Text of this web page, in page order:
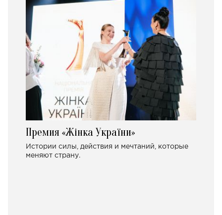
Премия «Жінка України»
Истории силы, действия и мечтаний, которые
меняют страну.